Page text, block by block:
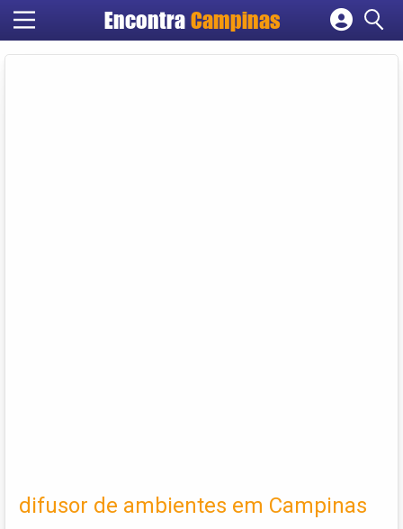
Encontra Campinas
Cadastrar empresa
difusor de ambientes em Campinas